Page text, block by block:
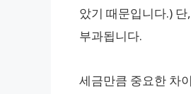
았기 때문입니다.)
부과됩니다.
세금만큼 중요한 차